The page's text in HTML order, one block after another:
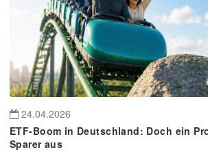
24.04.2026
ETF-Boom in Deutschland: Doch ein
Sparer aus